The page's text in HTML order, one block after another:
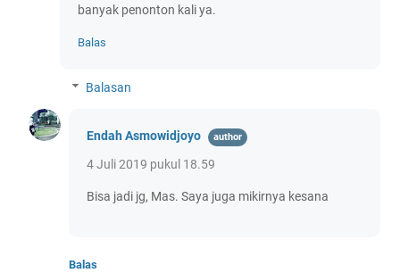
banyak penonton kali ya.
Balas
Balasan
Endah Asmowidjoyo
4 Juli 2019 pukul 18.59
Bisa jadi jg, Mas. Saya juga mikirnya kesana
Balas